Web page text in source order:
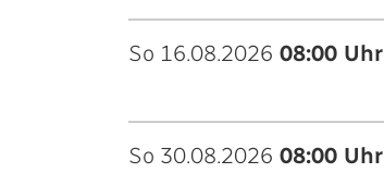
So 16.08.2026 08:00 Uhr
So 30.08.2026 08:00 Uhr